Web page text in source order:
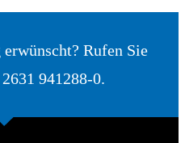
Rufen Sie
941288-0.